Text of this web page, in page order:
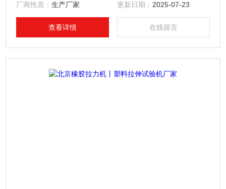
金属板等材料做抗拉、抗压、抗剪、剥离、撕裂等物理性能试
验。
厂商性质：生产厂家 更新日期： 2025-07-23
查看详情 在线留言